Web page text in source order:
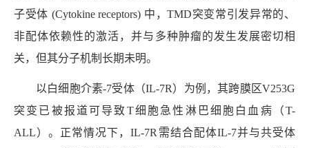
子受体 (Cytokine receptors) 中，TMD突变常引发异常的、
非配体依赖性的激活，并与多种肿瘤的发生发展密切相
关，但其分子机制长期未明。
以白细胞介素-7受体（IL-7R）为例，其跨膜区V253G
突变已被报道可导致T细胞急性淋巴细胞白血病（T-
ALL）。正常情况下，IL-7R 需结合配体IL-7并与共受体